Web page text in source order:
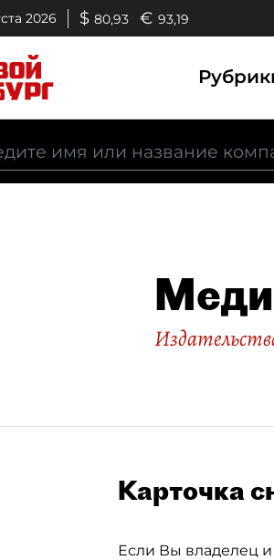
2026 $ 80,93 € 93,19
Карточка
Если Вы владелец